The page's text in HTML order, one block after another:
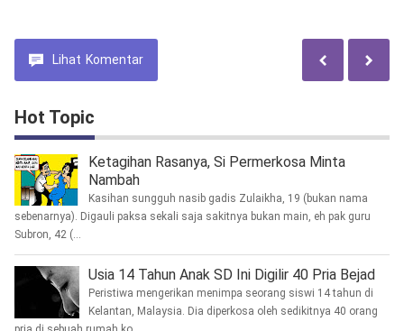
Lihat Komentar
Hot Topic
Ketagihan Rasanya, Si Permerkosa Minta
Nambah
Kasihan sungguh nasib gadis Zulaikha, 19 (bukan nama
sebenarnya). Digauli paksa sekali saja sakitnya bukan main, eh pak guru
Subron, 42 (...
Usia 14 Tahun Anak SD Ini Digilir 40 Pria Bejad
Peristiwa mengerikan menimpa seorang siswi 14 tahun di
Kelantan, Malaysia. Dia diperkosa oleh sedikitnya 40 orang